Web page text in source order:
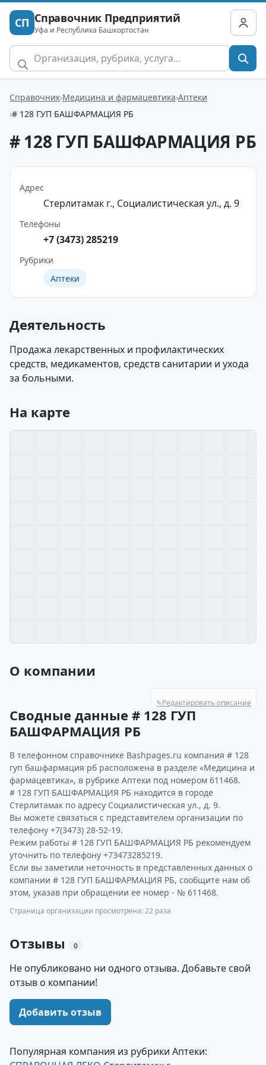
СП Справочник Предприятий
Уфа и Республика Башкортостан
Справочник Медицина и фармацевтика Аптеки
# 128 ГУП БАШФАРМАЦИЯ РБ
# 128 ГУП БАШФАРМАЦИЯ РБ
Адрес
Стерлитамак г., Социалистическая ул., д. 9
Телефоны
+7 (3473) 285219
Рубрики
Аптеки
Деятельность
Продажа лекарственных и профилактических
средств, медикаментов, средств санитарии и ухода
за больными.
На карте
О компании
✎Редактировать описание
Сводные данные # 128 ГУП
БАШФАРМАЦИЯ РБ
В телефонном справочнике Bashpages.ru компания # 128
гуп башфармация рб расположена в разделе «Медицина и
фармацевтика», в рубрике Аптеки под номером 611468.
# 128 ГУП БАШФАРМАЦИЯ РБ находится в городе
Стерлитамак по адресу Социалистическая ул., д. 9.
Вы можете связаться с представителем организации по
телефону +7(3473) 28-52-19.
Режим работы # 128 ГУП БАШФАРМАЦИЯ РБ рекомендуем
уточнить по телефону +73473285219.
Если вы заметили неточность в представленных данных о
компании # 128 ГУП БАШФАРМАЦИЯ РБ, сообщите нам об
этом, указав при обращении ее номер - № 611468.
Страница организации просмотрена: 22 раза
Отзывы 0
Не опубликовано ни одного отзыва. Добавьте свой
отзыв о компании!
Добавить отзыв
Популярная компания из рубрики Аптеки: